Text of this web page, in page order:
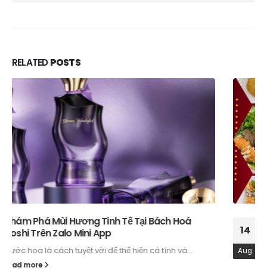
RELATEDPOSTS
14
Aug
Khám Phá Ẩm Thực Ba Miền Ngay Trên Nhất
Long Zalo Mini App
Bạn là tín đồ của ẩm thực Việt Nam và muốn thưởng...
read more